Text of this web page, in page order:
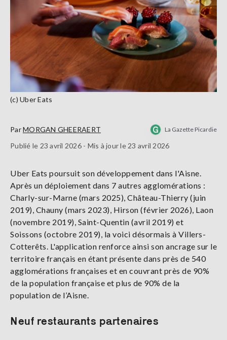
(c) Uber Eats
ParMORGAN GHEERAERT La Gazette Picardie
Publié le 23 avril 2026 - Mis à jour le 23 avril 2026
Uber Eats poursuit son développement dans l'Aisne.
Après un déploiement dans 7 autres agglomérations :
Charly-sur-Marne (mars 2025), Château-Thierry (juin
2019), Chauny (mars 2023), Hirson (février 2026), Laon
(novembre 2019), Saint-Quentin (avril 2019) et
Soissons (octobre 2019), la voici désormais à Villers-
Cotterêts. L'application renforce ainsi son ancrage sur le
territoire français en étant présente dans près de 540
agglomérations françaises et en couvrant près de 90%
de la population française et plus de 90% de la
population de l’Aisne.
Neuf restaurants partenaires